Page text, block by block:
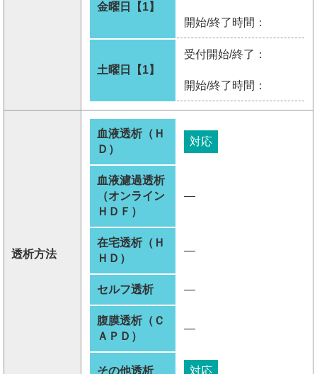
金曜日【1】
開始/終了時間：
土曜日【1】
受付開始/終了：
開始/終了時間：
透析方法
血液透析（Ｈ
Ｄ）
対応
血液濾過透析
（オンライン
ＨＤＦ）
―
在宅透析（Ｈ
ＨＤ）
―
セルフ透析 ―
腹膜透析（Ｃ
ＡＰＤ）
―
その他透析 対応